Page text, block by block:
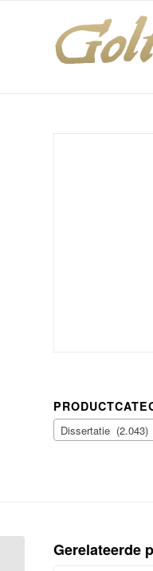
Dissertatie (2.043)
Gerelateerde
Oratio de sapiente